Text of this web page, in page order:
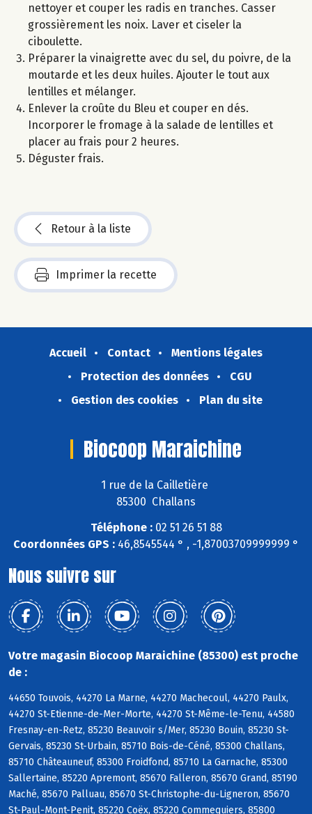
nettoyer et couper les radis en tranches. Casser
grossièrement les noix. Laver et ciseler la
ciboulette.
Préparer la vinaigrette avec du sel, du poivre, de la
moutarde et les deux huiles. Ajouter le tout aux
lentilles et mélanger.
Enlever la croûte du Bleu et couper en dés.
Incorporer le fromage à la salade de lentilles et
placer au frais pour 2 heures.
Déguster frais.
Retour à la liste
Imprimer la recette
Accueil Contact
Mentions légales
Protection des données
CGU
Gestion des cookies
Plan du site
Biocoop Maraichine
1 rue de la Cailletière
85300 Challans
Téléphone :02 51 26 51 88
Coordonnées GPS : 46,8545544 ° , -1,87003709999999 °
Nous suivre sur
Votre magasin Biocoop Maraichine (85300) est proche
de :
44650 Touvois, 44270 La Marne, 44270 Machecoul, 44270 Paulx,
44270 St-Etienne-de-Mer-Morte, 44270 St-Même-le-Tenu, 44580
Fresnay-en-Retz, 85230 Beauvoir s/Mer, 85230 Bouin, 85230 St-
Gervais, 85230 St-Urbain, 85710 Bois-de-Céné, 85300 Challans,
85710 Châteauneuf, 85300 Froidfond, 85710 La Garnache, 85300
Sallertaine, 85220 Apremont, 85670 Falleron, 85670 Grand, 85190
Maché, 85670 Palluau, 85670 St-Christophe-du-Ligneron, 85670
St-Paul-Mont-Penit, 85220 Coëx, 85220 Commequiers, 85800